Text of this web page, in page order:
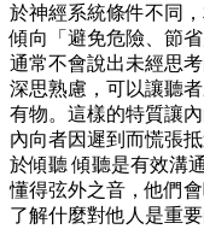
於神經系統條件不同
傾向「避免危險、節
通常不會說出未經思
深思熟慮，可以讓聽
有物。這樣的特質讓
內向者因遲到而慌張
於傾聽 傾聽是有效溝
懂得弦外之音，他們
了解什麼對他人是重